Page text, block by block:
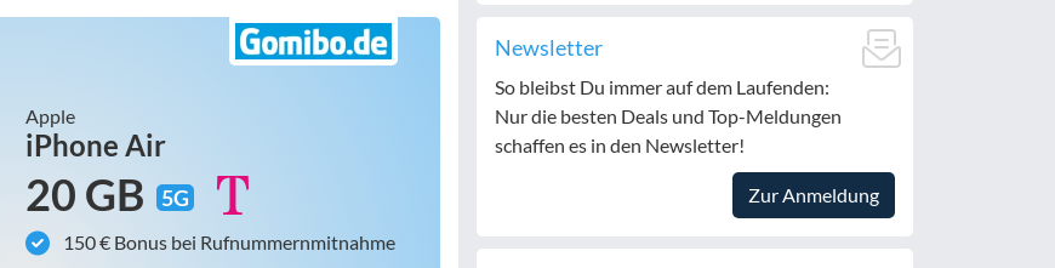
Apple
iPhone Air
20 GB 5G
150 € Bonus bei Rufnummernmitnahme
Newsletter
So bleibst Du immer auf dem Laufenden:
Nur die besten Deals und Top-Meldungen
schaffen es in den Newsletter!
Zur Anmeldung